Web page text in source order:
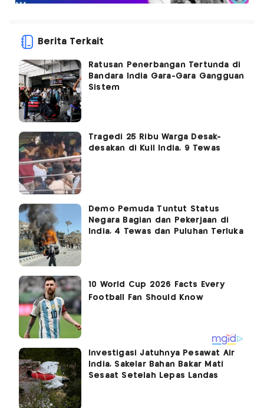
Berita Terkait
Ratusan Penerbangan Tertunda di
Bandara India Gara-Gara Gangguan
Sistem
Tragedi 25 Ribu Warga Desak-
desakan di Kuil India, 9 Tewas
Demo Pemuda Tuntut Status
Negara Bagian dan Pekerjaan di
India, 4 Tewas dan Puluhan Terluka
Investigasi Jatuhnya Pesawat Air
India, Sakelar Bahan Bakar Mati
Sesaat Setelah Lepas Landas